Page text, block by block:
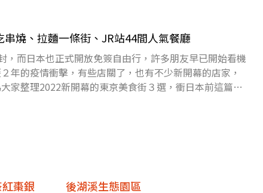
燒、拉麵一條街、JR站44間人氣餐廳
而日本也正式開放免簽自由行，許多朋友早已開始看機
年的疫情衝擊，有些店關了，也有不少新開幕的店家，
家整理2022新開幕的東京美食街３選，衝日本前這篇必
棗銀 後湖溪生態園區